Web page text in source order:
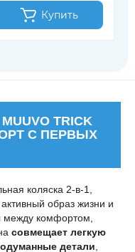
Купить
TRICK
С ПЕРВЫХ
коляска 2-в-1,
образ жизни и
комфортом,
совмещает легкую
детали